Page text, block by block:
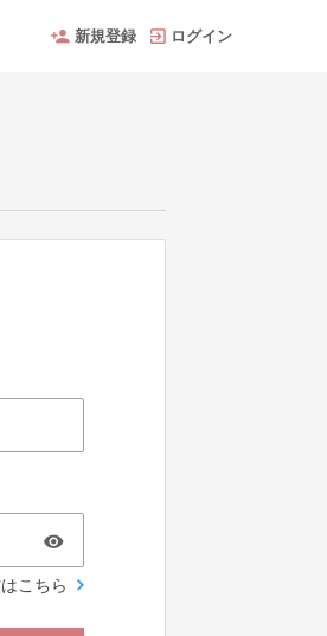
新規登録 ログイン
こちら